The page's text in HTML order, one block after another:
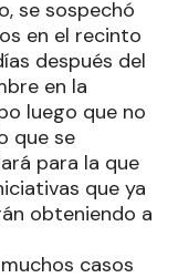
se sospechó
en el recinto
después del
en la
luego que no
que se
para la que
que ya
obteniendo a
casos